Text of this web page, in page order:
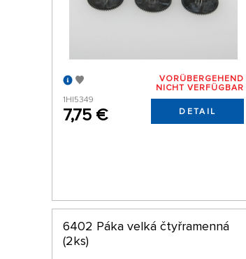
1HI5349
7,75 €
VORÜBERGEHEND
NICHT VERFÜGBAR
DETAIL
6402 Páka velká čtyřramenná
(2ks)